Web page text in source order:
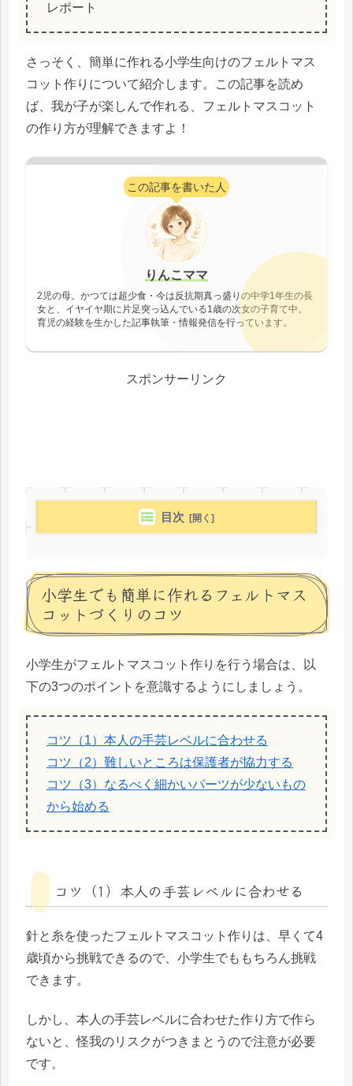
レポート
さっそく、簡単に作れる小学生向けのフェルトマス
コット作りについて紹介します。この記事を読め
ば、我が子が楽しんで作れる、フェルトマスコット
の作り方が理解できますよ！
この記事を書いた人
りんこママ
2児の母。かつては超少食・今は反抗期真っ盛りの中学1年生の長
女と、イヤイヤ期に片足突っ込んでいる1歳の次女の子育て中。
育児の経験を生かした記事執筆・情報発信を行っています。
スポンサーリンク
目次
小学生でも簡単に作れるフェルトマス
コットづくりのコツ
小学生がフェルトマスコット作りを行う場合は、以
下の3つのポイントを意識するようにしましょう。
コツ（1）本人の手芸レベルに合わせる
コツ（2）難しいところは保護者が協力する
コツ（3）なるべく細かいパーツが少ないもの
から始める
コツ（1）本人の手芸レベルに合わせる
針と糸を使ったフェルトマスコット作りは、早くて4
歳頃から挑戦できるので、小学生でももちろん挑戦
できます。
しかし、本人の手芸レベルに合わせた作り方で作ら
ないと、怪我のリスクがつきまとうので注意が必要
です。